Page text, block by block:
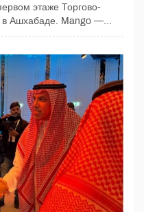
этаже Торгово-
в Ашхабаде. Mango —...